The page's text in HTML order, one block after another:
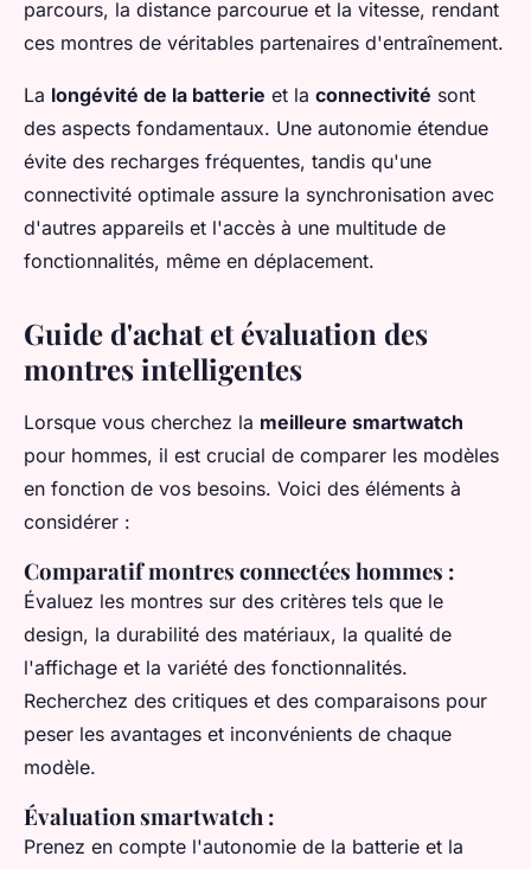
parcours, la distance parcourue et la vitesse, rendant
ces montres de véritables partenaires d'entraînement.
La longévité de la batterie et la connectivité sont
des aspects fondamentaux. Une autonomie étendue
évite des recharges fréquentes, tandis qu'une
connectivité optimale assure la synchronisation avec
d'autres appareils et l'accès à une multitude de
fonctionnalités, même en déplacement.
Guide d'achat et évaluation des
montres intelligentes
Lorsque vous cherchez la meilleure smartwatch
pour hommes, il est crucial de comparer les modèles
en fonction de vos besoins. Voici des éléments à
considérer :
Comparatif montres connectées hommes :
Évaluez les montres sur des critères tels que le
design, la durabilité des matériaux, la qualité de
l'affichage et la variété des fonctionnalités.
Recherchez des critiques et des comparaisons pour
peser les avantages et inconvénients de chaque
modèle.
Évaluation smartwatch :
Prenez en compte l'autonomie de la batterie et la